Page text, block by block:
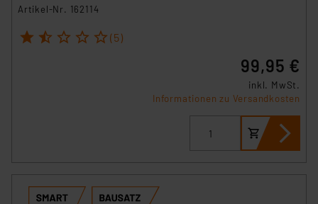
Artikel-Nr. 162114
1 2 3 4 5 (5)
99,95 €
inkl. MwSt.
Informationen zu Versandkosten